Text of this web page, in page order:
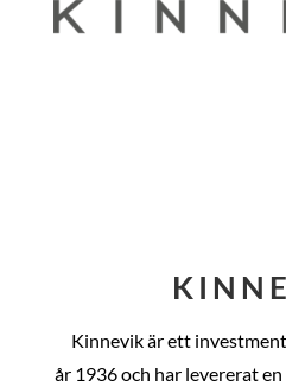
Kinnevik är ett
år 1936 och har levererat